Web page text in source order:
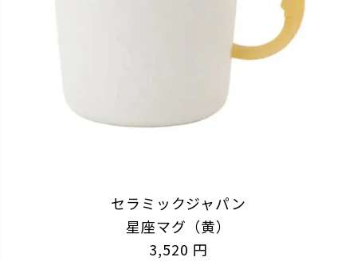
セラミックジャパン
星座マグ（黄）
3,520 円